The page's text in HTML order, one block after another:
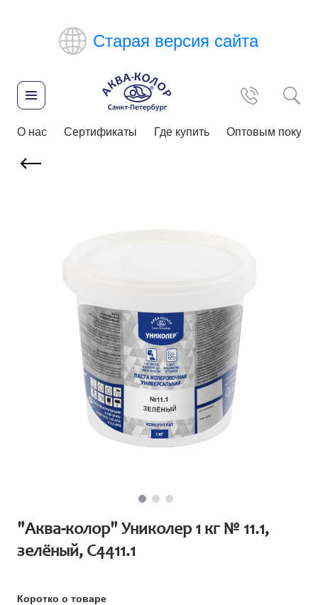
Старая версия сайта
О нас Сертификаты Где купить Оптовым
"Аква-колор" Униколер 1 кг № 11.1,
зелёный, С4411.1
Коротко о товаре